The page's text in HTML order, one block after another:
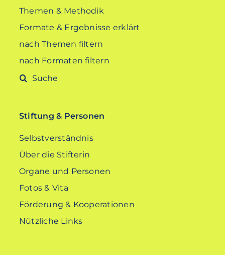
Themen & Methodik
Formate & Ergebnisse erklärt
nach Themen filtern
nach Formaten filtern
Suche
Stiftung & Personen
Selbstverständnis
Über die Stifterin
Organe und Personen
Fotos & Vita
Förderung & Kooperationen
Nützliche Links